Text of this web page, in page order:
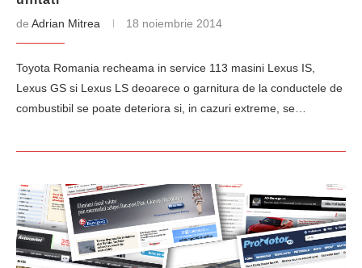
de Adrian Mitrea 18 noiembrie 2014
Toyota Romania recheama in service 113 masini Lexus IS,
Lexus GS si Lexus LS deoarece o garnitura de la conductele de
combustibil se poate deteriora si, in cazuri extreme, se…